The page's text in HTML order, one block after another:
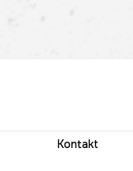
Kontakt